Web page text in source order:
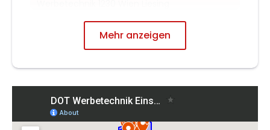
Mehr anzeigen